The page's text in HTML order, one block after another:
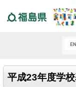
平成23年度学校